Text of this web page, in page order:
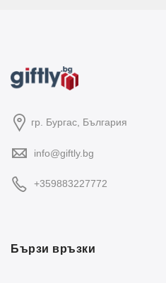
гр. Бургас, България
info@giftly.bg
+359883227772
Бързи връзки